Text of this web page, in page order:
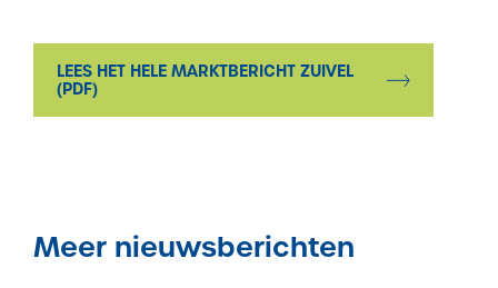
LEES HET HELE MARKTBERICHT ZUIVEL
(PDF)
Meer nieuwsberichten